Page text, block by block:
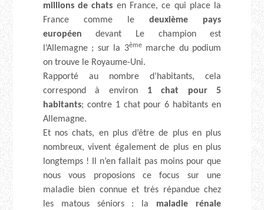
millions de chats en France, ce qui place la
France comme ledeuxième pays
européen devant Le champion est
l’Allemagne ; sur la 3èmemarche du podium
on trouve le Royaume-Uni.
Rapporté au nombre d’habitants, cela
correspond à environ1 chat pour 5
habitants; contre 1 chat pour 6 habitants en
Allemagne.
Et nos chats, en plus d’être de plus en plus
nombreux, vivent également de plus en plus
longtemps ! Il n’en fallait pas moins pour que
nous vous proposions ce focus sur une
maladie bien connue et très répandue chez
les matous séniors : la maladie rénale